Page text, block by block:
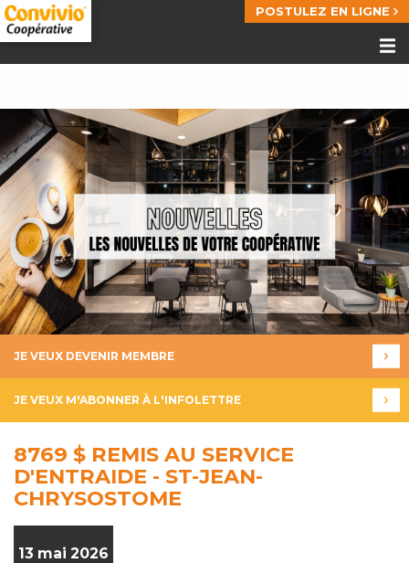
POSTULEZ EN LIGNE
JE VEUX DEVENIR MEMBRE
JE VEUX M'ABONNER À L'INFOLETTRE
8769 $ REMIS AU SERVICE
D'ENTRAIDE - ST-JEAN-
CHRYSOSTOME
13 mai 2026